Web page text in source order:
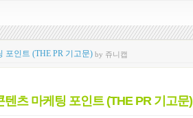
포인트 (THE PR 기고문) by 쥬니캡
츠 마케팅 포인트 (THE PR 기고문)